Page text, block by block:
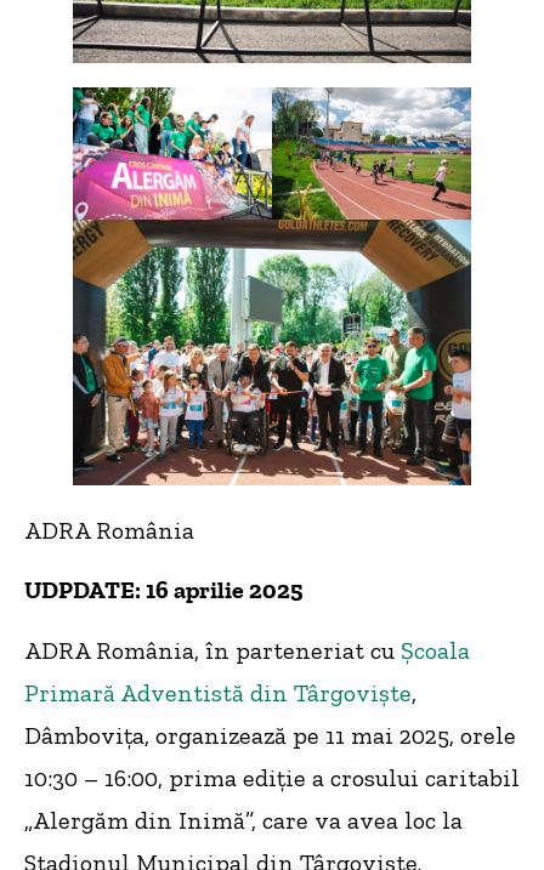
ADRA România
UDPDATE: 16 aprilie 2025
ADRA România, în parteneriat cu Școala
Primară Adventistă din Târgoviște,
Dâmbovița, organizează pe 11 mai 2025, orele
10:30 – 16:00, prima ediție a crosului caritabil
„Alergăm din Inimă”, care va avea loc la
Stadionul Municipal din Târgoviște.